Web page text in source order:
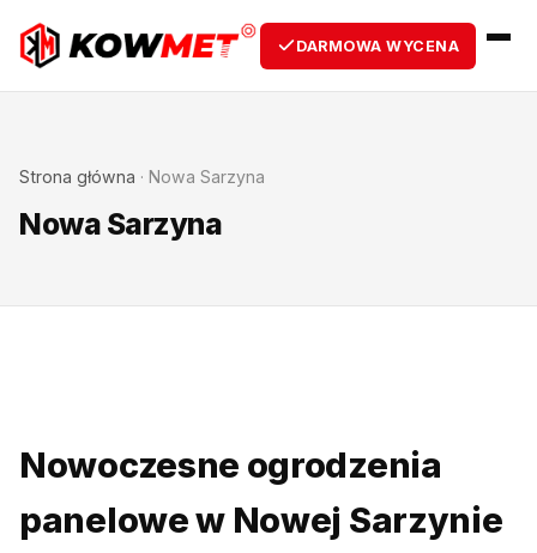
DARMOWA WYCENA
Strona główna · Nowa Sarzyna
Nowa Sarzyna
Nowoczesne ogrodzenia
panelowe w Nowej Sarzynie